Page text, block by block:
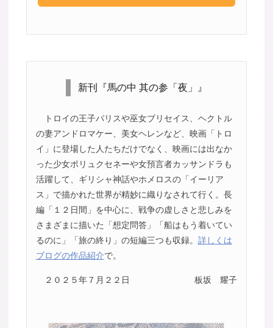
新刊『馬の中 其の参「夜」』
トロイの王子パリスや巫女ブリセイス、ヘクトル
の妻アンドロマケー、美女ヘレンなど、映画「トロ
イ」に登場した人たちだけでなく、映画には出なか
った少女ポリュクセネーや女預言者カッサンドラも
活躍して、ギリシャ神話やホメロスの「イーリア
ス」で描かれた世界が精妙に織りなされて行く。長
編「１２日間」を中心に、戦争の虚しさと悲しみを
さまざまに描いた「想定問答」「船はもう着いてい
るのに」「旅の終り」の短編三つも収録。 詳しくは
ブログの作品紹介で。
２０２５年７月２２日 板坂 耀子